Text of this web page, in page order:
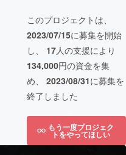
このプロジェクトは、
2023/07/15に募集を開始
し、 17人の支援により
134,000円の資金を集
め、 2023/08/31に募集を
終了しました
もう一度プロジェク
トをやってほしい